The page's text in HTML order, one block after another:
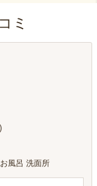
ミ
風呂 洗面所